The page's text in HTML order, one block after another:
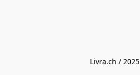
Livra.ch / 2025